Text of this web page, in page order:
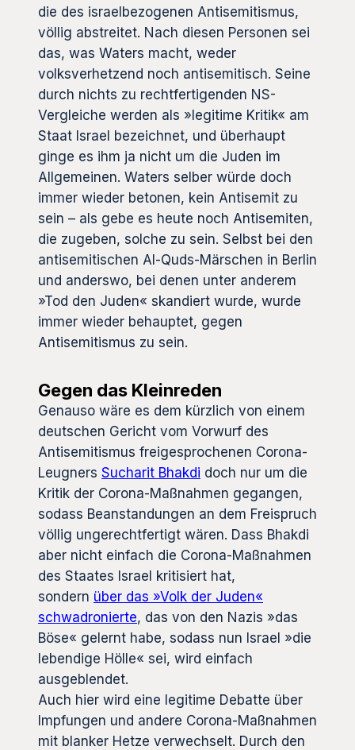
die des israelbezogenen Antisemitismus,
völlig abstreitet. Nach diesen Personen sei
das, was Waters macht, weder
volksverhetzend noch antisemitisch. Seine
durch nichts zu rechtfertigenden NS-
Vergleiche werden als »legitime Kritik« am
Staat Israel bezeichnet, und überhaupt
ginge es ihm ja nicht um die Juden im
Allgemeinen. Waters selber würde doch
immer wieder betonen, kein Antisemit zu
sein – als gebe es heute noch Antisemiten,
die zugeben, solche zu sein. Selbst bei den
antisemitischen Al-Quds-Märschen in Berlin
und anderswo, bei denen unter anderem
»Tod den Juden« skandiert wurde, wurde
immer wieder behauptet, gegen
Antisemitismus zu sein.
Gegen das Kleinreden
Genauso wäre es dem kürzlich von einem
deutschen Gericht vom Vorwurf des
Antisemitismus freigesprochenen Corona-
Leugners Sucharit Bhakdi doch nur um die
Kritik der Corona-Maßnahmen gegangen,
sodass Beanstandungen an dem Freispruch
völlig ungerechtfertigt wären. Dass Bhakdi
aber nicht einfach die Corona-Maßnahmen
des Staates Israel kritisiert hat,
sondern über das »Volk der Juden«
schwadronierte, das von den Nazis »das
Böse« gelernt habe, sodass nun Israel »die
lebendige Hölle« sei, wird einfach
ausgeblendet.
Auch hier wird eine legitime Debatte über
Impfungen und andere Corona-Maßnahmen
mit blanker Hetze verwechselt. Durch den